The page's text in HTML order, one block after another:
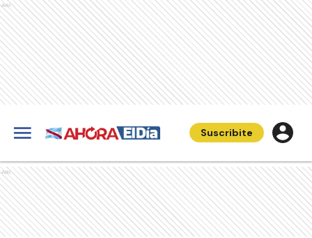
Ads
Suscribite
Ads